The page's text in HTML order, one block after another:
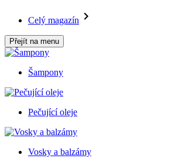
Celý magazín
Přejít na menu
Šampony
Pečující oleje
Vosky a balzámy